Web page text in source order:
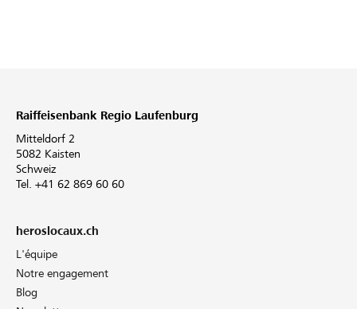
Raiffeisenbank Regio Laufenburg
Mitteldorf 2
5082 Kaisten
Schweiz
Tel. +41 62 869 60 60
heroslocaux.ch
L'équipe
Notre engagement
Blog